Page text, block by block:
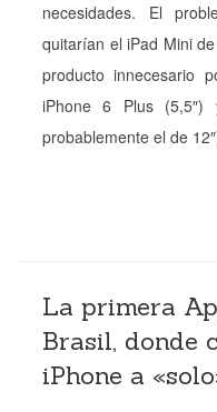
necesidades. El
quitarían el iPad Mini
producto innecesario
iPhone 6 Plus (5,5″)
probablemente el de
La primera
Brasil, donde
iPhone a